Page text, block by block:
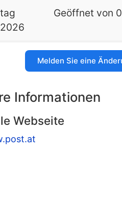
Geöffnet von
Melden Sie eine
Informationen
Webseite